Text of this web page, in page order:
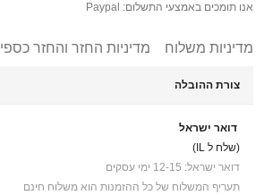
אנו תומכים באמצעי התשלום: Paypal
מדיניות משלוח מדיניות החזר והחזר כספי
צורת ההובלה
דואר ישראל
(שלח ל IL)
דואר ישראל: 12-15 ימי עסקים
תעריף המשלוח של כל ההזמנות הוא משלוח חינם